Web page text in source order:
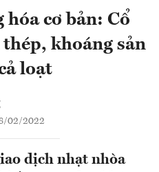
hóa cơ bản: Cổ
khoáng sản
loạt
02/2022
dịch nhạt nhòa